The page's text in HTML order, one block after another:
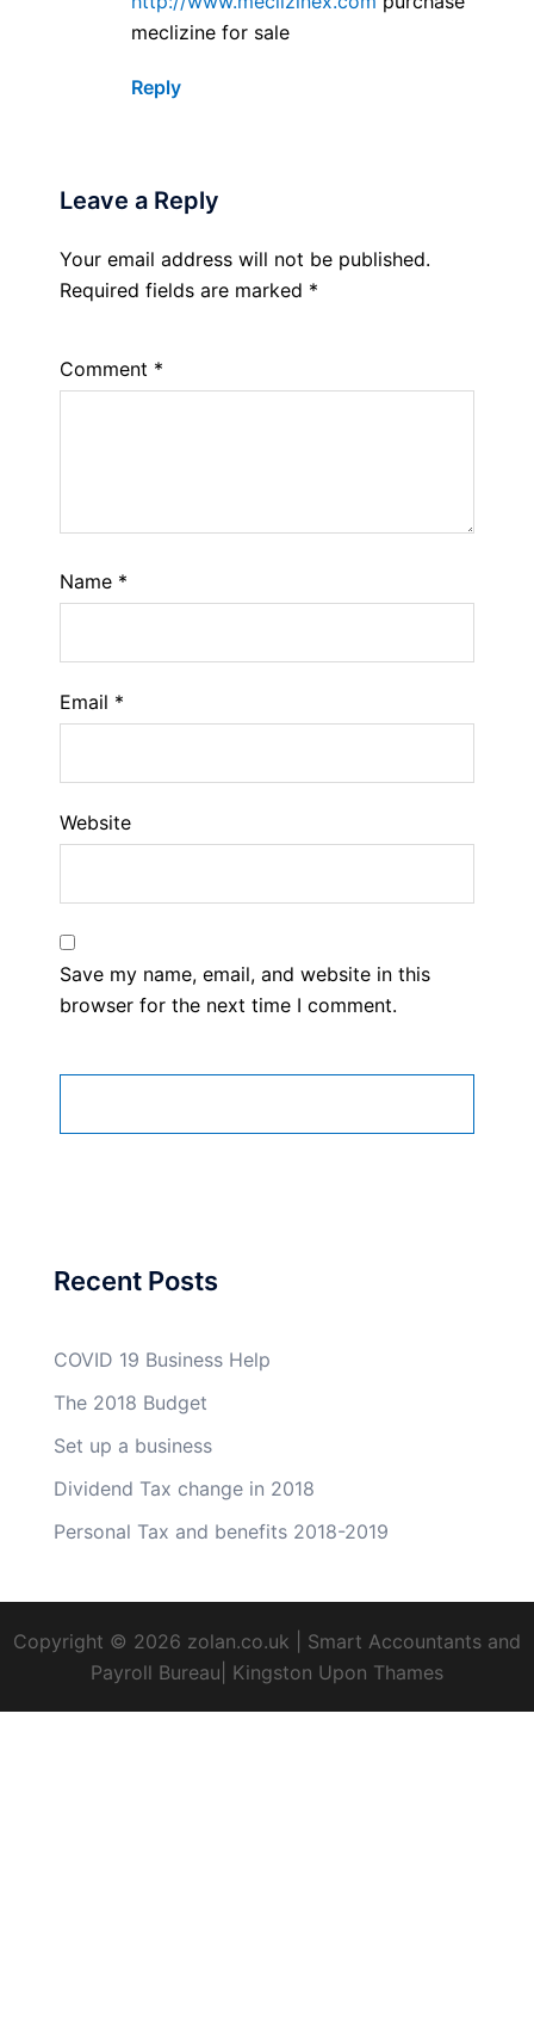
meclizine for sale
Reply
Leave a Reply
Your email address will not be published.
Required fields are marked *
Comment *
Name *
Email *
Website
Save my name, email, and website in this
browser for the next time I comment.
Recent Posts
COVID 19 Business Help
The 2018 Budget
Set up a business
Dividend Tax change in 2018
Personal Tax and benefits 2018-2019
Copyright © 2026 zolan.co.uk | Smart Accountants and
Payroll Bureau| Kingston Upon Thames